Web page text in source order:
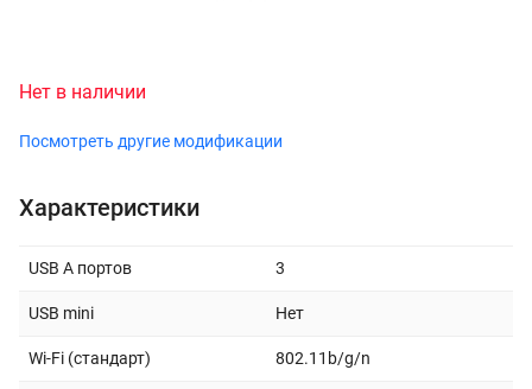
Нет в наличии
Посмотреть другие модификации
Характеристики
USB A портов 3
USB mini Нет
Wi-Fi (стандарт) 802.11b/g/n